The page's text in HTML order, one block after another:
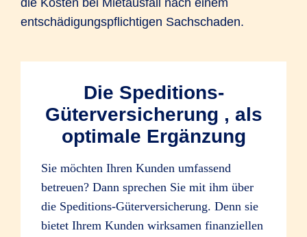
die Kosten bei Mietausfall nach einem
entschädigungspflichtigen Sachschaden.
Die Speditions-
Güterversicherung , als
optimale Ergänzung
Sie möchten Ihren Kunden umfassend
betreuen? Dann sprechen Sie mit ihm über
die Speditions-Güterversicherung. Denn sie
bietet Ihrem Kunden wirksamen finanziellen